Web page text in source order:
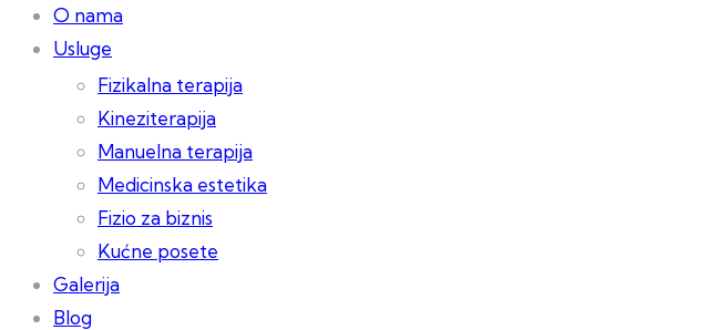
O nama
Usluge
Fizikalna terapija
Kineziterapija
Manuelna terapija
Medicinska estetika
Fizio za biznis
Kućne posete
Galerija
Blog